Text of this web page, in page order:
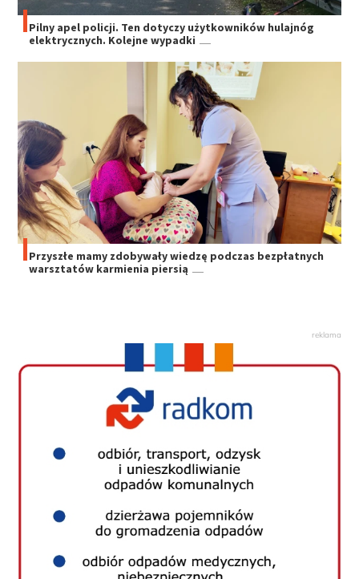
Pilny apel policji. Ten dotyczy użytkowników hulajnóg
elektrycznych. Kolejne wypadki
Przyszłe mamy zdobywały wiedzę podczas bezpłatnych
warsztatów karmienia piersią